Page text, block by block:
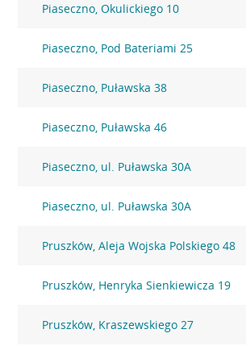
Piaseczno, Okulickiego 10
Piaseczno, Pod Bateriami 25
Piaseczno, Puławska 38
Piaseczno, Puławska 46
Piaseczno, ul. Puławska 30A
Piaseczno, ul. Puławska 30A
Pruszków, Aleja Wojska Polskiego 48
Pruszków, Henryka Sienkiewicza 19
Pruszków, Kraszewskiego 27